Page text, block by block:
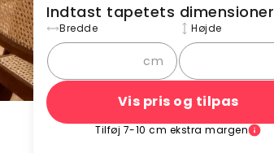
Indtast tapetets dimensioner
Bredde
cm
Højde
Vis pris og tilpas
Tilføj 7-10 cm ekstra margen